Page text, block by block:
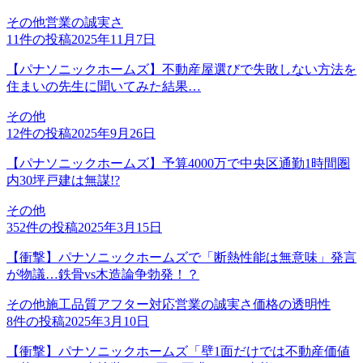
その他営業の誠実さ
11件の投稿2025年11月7日
【パナソニックホームズ】不動産屋選びで失敗しない方法を
住まいの先生に聞いてみた結果…
その他
12件の投稿2025年9月26日
【パナソニックホームズ】予算4000万で中央区通勤1時間圏
内30坪戸建は無謀!?
その他
352件の投稿2025年3月15日
【衝撃】パナソニックホームズで「断熱性能は無意味」発言
が物議…鉄骨vs木造論争勃発！？
その他施工品質アフター対応営業の誠実さ価格の透明性
8件の投稿2025年3月10日
【衝撃】パナソニックホームズ「壁1面だけでは不動産価値